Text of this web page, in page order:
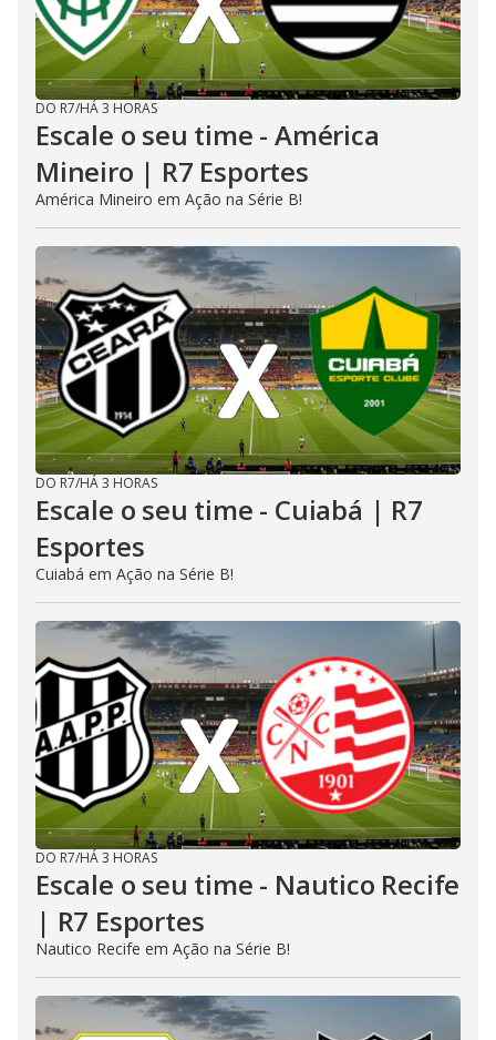
DO R7/HÁ 3 HORAS
Escale o seu time - América
Mineiro | R7 Esportes
América Mineiro em Ação na Série B!
DO R7/HÁ 3 HORAS
Escale o seu time - Cuiabá | R7
Esportes
Cuiabá em Ação na Série B!
DO R7/HÁ 3 HORAS
Escale o seu time - Nautico Recife
| R7 Esportes
Nautico Recife em Ação na Série B!